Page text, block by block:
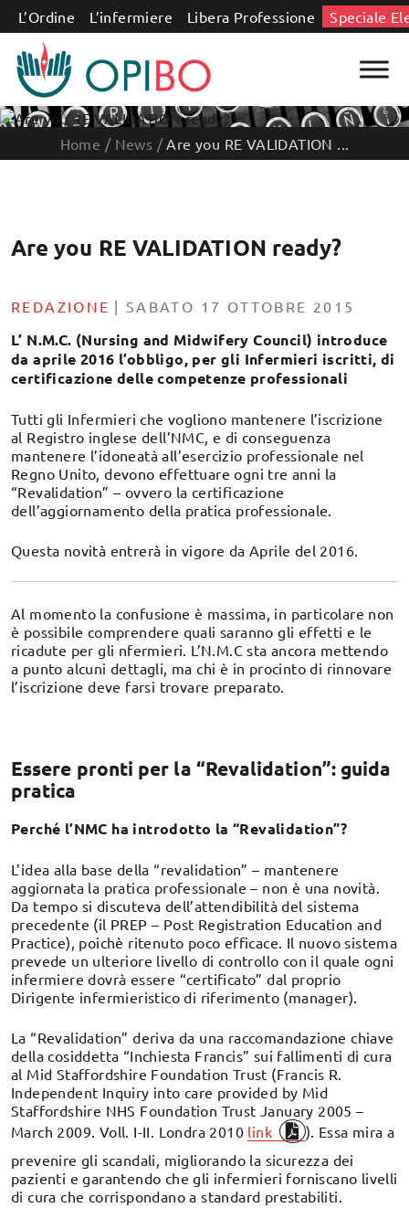
Salta al contenuto
L’Ordine L’infermiere Libera Professione Speciale
Home / News / Are you RE VALIDATION ...
Are you RE VALIDATION ready?
REDAZIONE | SABATO 17 OTTOBRE 2015
L’ N.M.C. (Nursing and Midwifery Council) introduce
da aprile 2016 l’obbligo, per gli Infermieri iscritti, di
certificazione delle competenze professionali
Tutti gli Infermieri che vogliono mantenere l’iscrizione
al Registro inglese dell’NMC, e di conseguenza
mantenere l’idoneatà all’esercizio professionale nel
Regno Unito, devono effettuare ogni tre anni la
“Revalidation” – ovvero la certificazione
dell’aggiornamento della pratica professionale.
Questa novità entrerà in vigore da Aprile del 2016.
Al momento la confusione è massima, in particolare non
è possibile comprendere quali saranno gli effetti e le
ricadute per gli nfermieri. L’N.M.C sta ancora mettendo
a punto alcuni dettagli, ma chi è in procinto di rinnovare
l’iscrizione deve farsi trovare preparato.
Essere pronti per la “Revalidation”: guida
pratica
Perché l’NMC ha introdotto la “Revalidation”?
L’idea alla base della “revalidation” – mantenere
aggiornata la pratica professionale – non è una novità.
Da tempo si discuteva dell’attendibilità del sistema
precedente (il PREP – Post Registration Education and
Practice), poichè ritenuto poco efficace. Il nuovo sistema
prevede un ulteriore livello di controllo con il quale ogni
infermiere dovrà essere “certificato” dal proprio
Dirigente infermieristico di riferimento (manager).
La “Revalidation” deriva da una raccomandazione chiave
della cosiddetta “Inchiesta Francis” sui fallimenti di cura
al Mid Staffordshire Foundation Trust (Francis R.
Independent Inquiry into care provided by Mid
Staffordshire NHS Foundation Trust January 2005 –
March 2009. Voll. I-II. Londra 2010 link
). Essa mira a
prevenire gli scandali, migliorando la sicurezza dei
pazienti e garantendo che gli infermieri forniscano livelli
di cura che corrispondano a standard prestabiliti.